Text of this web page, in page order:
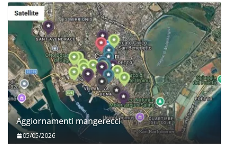
Aggiornamenti mangerecci
05/05/2026